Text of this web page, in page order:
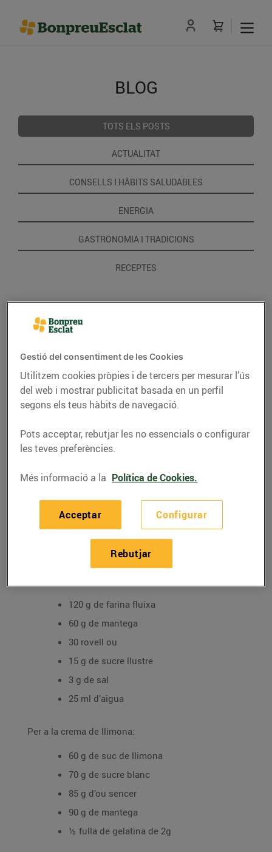
BLOG
TOTS ELS POSTS
ACTUALITAT
CONSELLS I HÀBITS SALUDABLES
ENERGIA
GASTRONOMIA I TRADICIONS
RECEPTES
RECEPTES
Pastís de llimona i
merenga
08/de juliol/2022
Ingredients per a 4 persones:
120 g de farina fluixa
60 g de mantega
30 rovell ou
15 g de sucre llustre
3 g de sal
25 ml d’aigua
Per a la crema de llimona:
60 g de suc de llimona
70 g de sucre blanc
85 g d’ou sencer
90 g de mantega
½ fulla de gelatina de 2g
Gestió del consentiment de les Cookies
Utilitzem cookies pròpies i de tercers per mesurar l’ús
del web i mostrar publicitat basada en un perfil
segons els teus hàbits de navegació.
Pots acceptar, rebutjar les no essencials o configurar
les teves preferències.
Més informació a la Política de Cookies.
Configurar
Rebutjar
Acceptar